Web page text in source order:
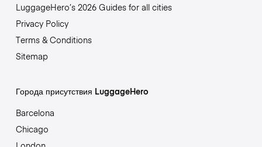
LuggageHero’s 2026 Guides for all cities
Privacy Policy
Terms & Conditions
Sitemap
Города присутствия LuggageHero
Barcelona
Chicago